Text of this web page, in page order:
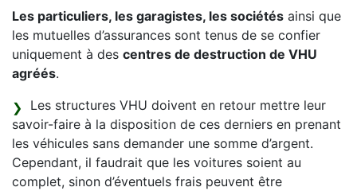
Les particuliers, les garagistes, les sociétés ainsi que
les mutuelles d’assurances sont tenus de se confier
uniquement à des centres de destruction de VHU
agréés.
Les structures VHU doivent en retour mettre leur
savoir-faire à la disposition de ces derniers en prenant
les véhicules sans demander une somme d’argent.
Cependant, il faudrait que les voitures soient au
complet, sinon d’éventuels frais peuvent être